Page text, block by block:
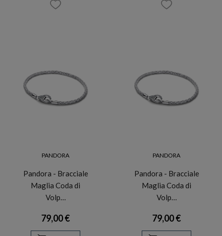
PANDORA
Pandora - Bracciale
Maglia Coda di
Volp…
79,00 €
PANDORA
Pandora - Bracciale
Maglia Coda di
Volp…
79,00 €